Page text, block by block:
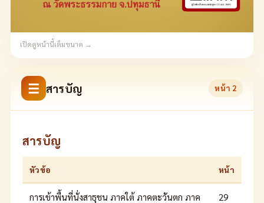
เปิดดูหน้านี้เต็มขนาด →
☰ สารบัญ หน้า 2
สารบัญ
หัวข้อ หน้า
การเข้าพื้นที่นั่งสาธุชน ภาคใต้ ภาคตะวันตก ภาค
29